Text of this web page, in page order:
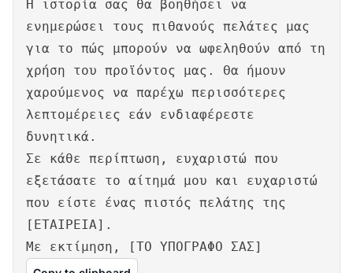
Η ιστορία σας θα βοηθήσει να
ενημερώσει τους πιθανούς πελάτες μας
για το πώς μπορούν να ωφεληθούν από τη
χρήση του προϊόντος μας. Θα ήμουν
χαρούμενος να παρέχω περισσότερες
λεπτομέρειες εάν ενδιαφέρεστε
δυνητικά.
Σε κάθε περίπτωση, ευχαριστώ που
εξετάσατε το αίτημά μου και ευχαριστώ
που είστε ένας πιστός πελάτης της
[ΕΤΑΙΡΕΙΑ].
Με εκτίμηση, [ΤΟ ΥΠΟΓΡΑΦΟ ΣΑΣ]